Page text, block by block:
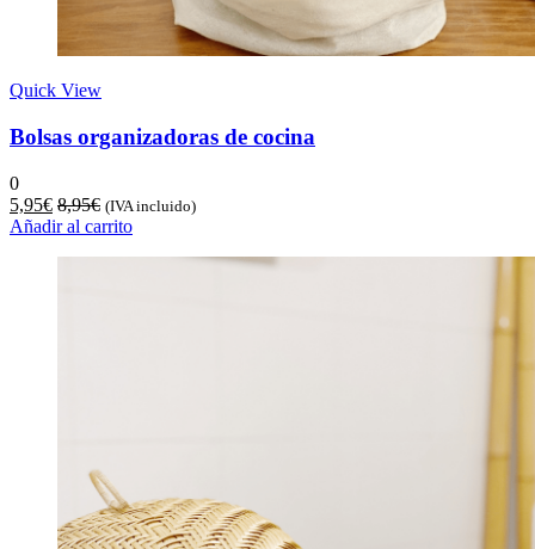
Quick View
Bolsas organizadoras de cocina
0
5,95€ 8,95€ (IVA incluido)
Añadir al carrito